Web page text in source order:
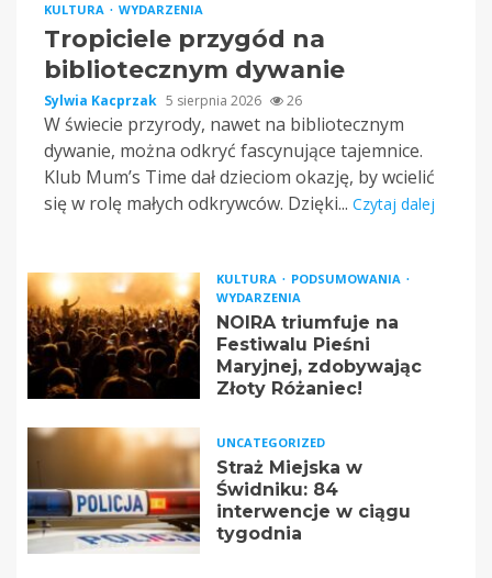
KULTURA WYDARZENIA
Tropiciele przygód na
bibliotecznym dywanie
Sylwia Kacprzak 5 sierpnia 2026 26
W świecie przyrody, nawet na bibliotecznym
dywanie, można odkryć fascynujące tajemnice.
Klub Mum’s Time dał dzieciom okazję, by wcielić
się w rolę małych odkrywców. Dzięki... Czytaj dalej
KULTURA
PODSUMOWANIA
WYDARZENIA
NOIRA triumfuje na
Festiwalu Pieśni
Maryjnej, zdobywając
Złoty Różaniec!
UNCATEGORIZED
Straż Miejska w
Świdniku: 84
interwencje w ciągu
tygodnia